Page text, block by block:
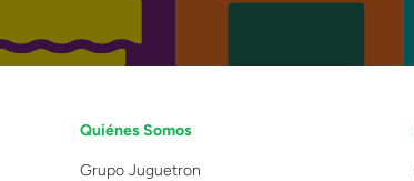
Quiénes Somos
Grupo Juguetron